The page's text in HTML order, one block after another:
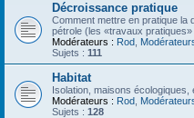
Décroissance pratique
Comment mettre en pratique la
pétrole (les «travaux
Modérateurs : Rod
Sujets : 111
Habitat
Isolation, maisons écologiques,
Modérateurs : Rod
Sujets : 128